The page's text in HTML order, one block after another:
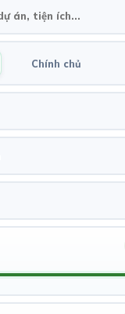
Chính chủ